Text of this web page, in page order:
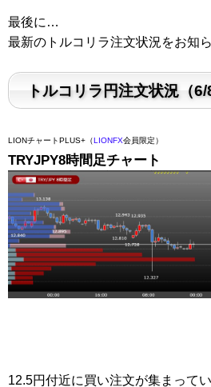
最後に…
最新のトルコリラ注文状況をお知ら
トルコリラ円注文状況（6/
LIONチャートPLUS+（LIONFX会員限定）
TRYJPY8時間足チャート
12.5円付近に買い注文が集まってい